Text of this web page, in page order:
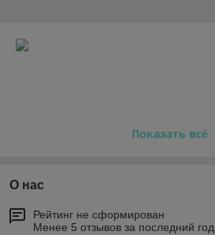
Показать всё
О нас
Рейтинг не сформирован
Менее 5 отзывов за последний год